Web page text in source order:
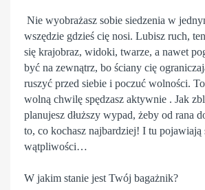
Nie wyobrażasz sobie siedzenia w
wszędzie gdzieś cię nosi. Lubisz ruch,
się krajobraz, widoki, twarze, a nawet
być na zewnątrz, bo ściany cię
ruszyć przed siebie i poczuć wolności.
wolną chwilę spędzasz aktywnie . Jak
planujesz dłuższy wypad, żeby od rana
to, co kochasz najbardziej! I tu pojawiają
wątpliwości…
W jakim stanie jest Twój bagażnik?